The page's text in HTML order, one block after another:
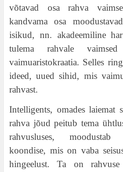
võtavad osa rahva
kandvama osa
isikud, nn. akadeemiline
tulema rahvale
vaimuaristokraatia. Selles
ideed, uued sihid, mis
rahvast.
Intelligents, omades laiemat
rahva jõud peitub tema
rahvusluses,
koondise, mis on vaba
hingeelust. Ta on rahvuse